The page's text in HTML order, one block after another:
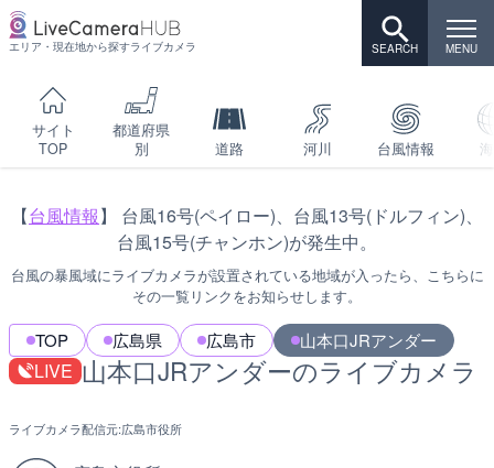
エリア・現在地から探すライブカメラ
サイト
TOP
都道府県
別
道路 河川 台風情報
【台風情報】 台風16号(ペイロー)、台風13号(ドルフィン)、
台風15号(チャンホン)が発生中。
台風の暴風域にライブカメラが設置されている地域が入ったら、こちらに
その一覧リンクをお知らせします。
TOP 広島県 広島市 山本口JRアンダー
LIVE 山本口JRアンダーのライブカメラ
ライブカメラ配信元:広島市役所